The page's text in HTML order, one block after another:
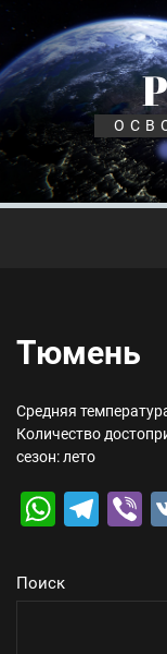
Перейти
содержимому
Тюмень
Средняя
Количество
сезон: лето
Поиск